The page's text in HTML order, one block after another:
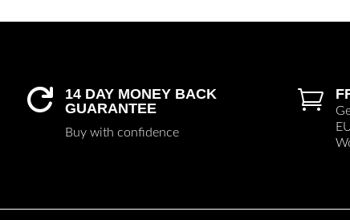

14 DAY MONEY BACK
GUARANTEE
Buy with confidence
